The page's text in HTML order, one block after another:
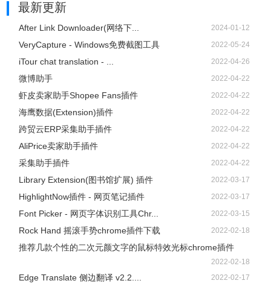
最新更新
After Link Downloader(网络下... 2024-01-12
VeryCapture - Windows免费截图工具 2022-05-24
iTour chat translation - ... 2022-04-26
微博助手 2022-04-22
虾皮卖家助手Shopee Fans插件 2022-04-22
海鹰数据(Extension)插件 2022-04-22
跨贸云ERP采集助手插件 2022-04-22
AliPrice卖家助手插件 2022-04-22
采集助手插件 2022-04-22
Library Extension(图书馆扩展) 插件 2022-03-17
HighlightNow插件 - 网页笔记插件 2022-03-17
Font Picker - 网页字体识别工具Chr... 2022-03-15
Rock Hand 摇滚手势chrome插件下载 2022-02-18
推荐几款个性的二次元颜文字的鼠标特效光标chrome插件
2022-02-18
Edge Translate 侧边翻译 v2.2.... 2022-02-17